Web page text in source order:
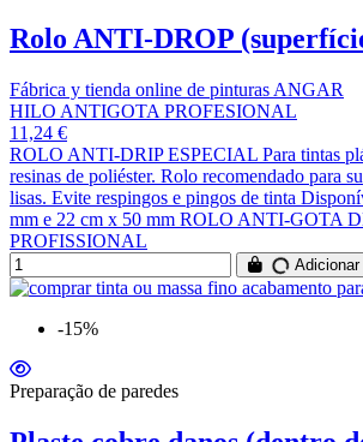
Rolo ANTI-DROP
Fábrica y tienda online de pinturas ANGAR
HILO ANTIGOTA PROFESIONAL
11,24 €
ROLO ANTI-DRIP ESPECIAL Para tintas
resinas de poliéster. Rolo recomendado para
lisas. Evite respingos e pingos de tinta
mm e 22 cm x 50 mm ROLO ANTI-GOTA
PROFISSIONAL
-15%
Preparação de paredes